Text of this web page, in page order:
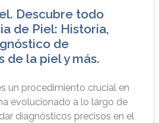
Descubre todo
de Piel: Historia,
de
de la piel y más.
un procedimiento crucial en
evolucionado a lo largo de
diagnósticos precisos en el